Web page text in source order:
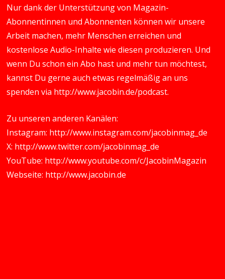
Nur dank der Unterstützung von Magazin-
Abonnentinnen und Abonnenten können wir unsere
Arbeit machen, mehr Menschen erreichen und
kostenlose Audio-Inhalte wie diesen produzieren. Und
wenn Du schon ein Abo hast und mehr tun möchtest,
kannst Du gerne auch etwas regelmäßig an uns
spenden via http://www.jacobin.de/podcast.
Zu unseren anderen Kanälen:
Instagram: http://www.instagram.com/jacobinmag_de
X: http://www.twitter.com/jacobinmag_de
YouTube: http://www.youtube.com/c/JacobinMagazin
Webseite: http://www.jacobin.de